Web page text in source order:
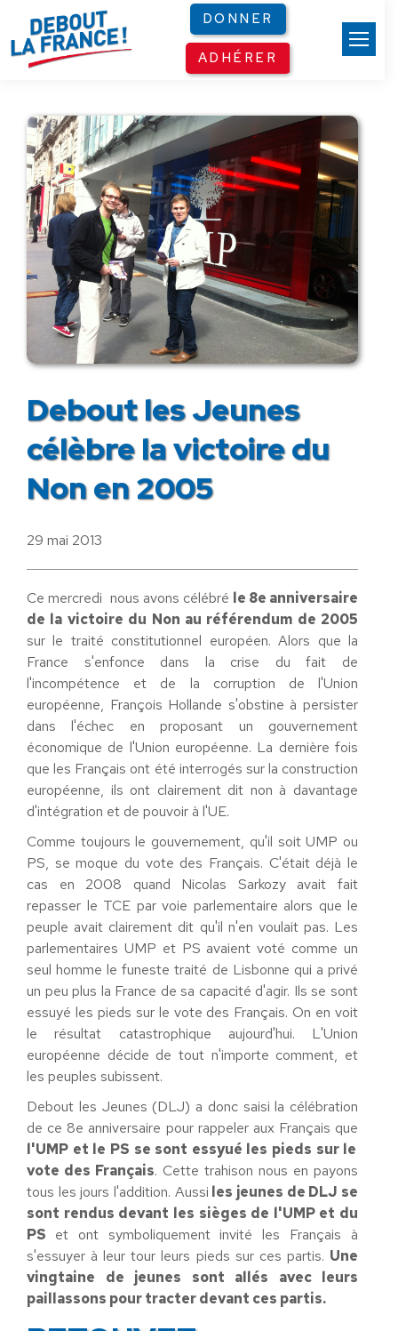
DONNER
ADHÉRER
Debout les Jeunes
célèbre la victoire du
Non en 2005
29 mai 2013
Ce mercredi nous avons célébré le 8e anniversaire
de la victoire du Non au référendum de 2005
sur le traité constitutionnel européen. Alors que la
France s'enfonce dans la crise du fait de
l'incompétence et de la corruption de l'Union
européenne, François Hollande s'obstine à persister
dans l'échec en proposant un gouvernement
économique de l'Union européenne. La dernière fois
que les Français ont été interrogés sur la construction
européenne, ils ont clairement dit non à davantage
d'intégration et de pouvoir à l'UE.
Comme toujours le gouvernement, qu'il soit UMP ou
PS, se moque du vote des Français. C'était déjà le
cas en 2008 quand Nicolas Sarkozy avait fait
repasser le TCE par voie parlementaire alors que le
peuple avait clairement dit qu'il n'en voulait pas. Les
parlementaires UMP et PS avaient voté comme un
seul homme le funeste traité de Lisbonne qui a privé
un peu plus la France de sa capacité d'agir. Ils se sont
essuyé les pieds sur le vote des Français. On en voit
le résultat catastrophique aujourd'hui. L'Union
européenne décide de tout n'importe comment, et
les peuples subissent.
Debout les Jeunes (DLJ) a donc saisi la célébration
de ce 8e anniversaire pour rappeler aux Français que
l'UMP et le PS se sont essyué les pieds sur le
vote des Français. Cette trahison nous en payons
tous les jours l'addition. Aussi les jeunes de DLJ se
sont rendus devant les sièges de l'UMP et du
PS et ont symboliquement invité les Français à
s'essuyer à leur tour leurs pieds sur ces partis. Une
vingtaine de jeunes sont allés avec leurs
paillassons pour tracter devant ces partis.
Panneau de gestion des cookies